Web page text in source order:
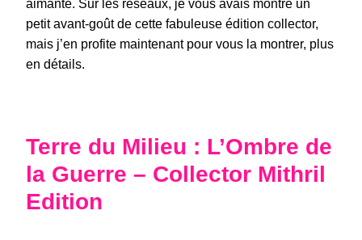
aimanté. Sur les réseaux, je vous avais montré un
petit avant-goût de cette fabuleuse édition collector,
mais j’en profite maintenant pour vous la montrer, plus
en détails.
Terre du Milieu : L’Ombre de
la Guerre – Collector Mithril
Edition